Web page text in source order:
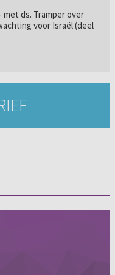
met ds. Tramper over
voor Israël (deel